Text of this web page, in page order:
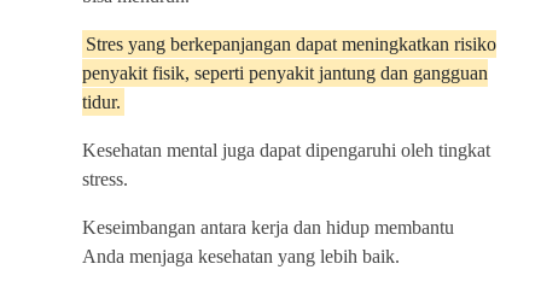
Stres yang berkepanjangan dapat meningkatkan risiko
penyakit fisik, seperti penyakit jantung dan gangguan
tidur.
Kesehatan mental juga dapat dipengaruhi oleh tingkat
stress.
Keseimbangan antara kerja dan hidup membantu
Anda menjaga kesehatan yang lebih baik.